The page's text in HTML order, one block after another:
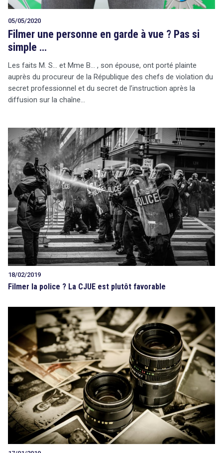
18/02/2019
Filmer la police ? La CJUE est plutôt favorable
05/05/2020
Filmer une personne en garde à vue ? Pas si
simple …
Les faits M. S… et Mme B… , son épouse, ont porté plainte
auprès du procureur de la République des chefs de violation du
secret professionnel et du secret de l’instruction après la
diffusion sur la chaîne…